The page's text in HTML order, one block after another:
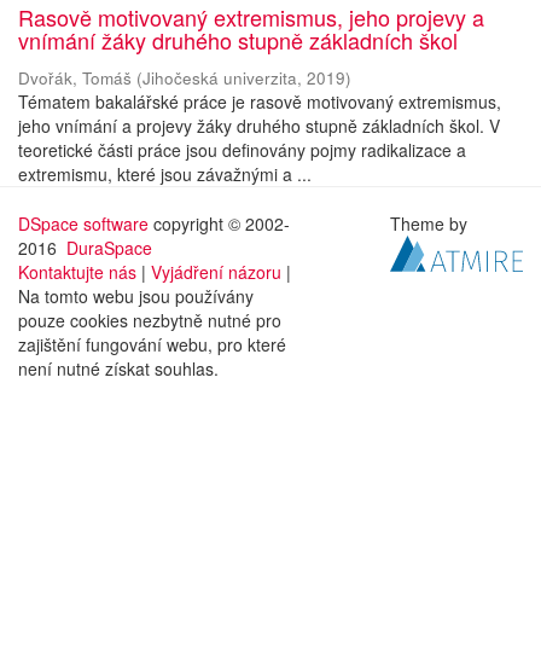
Rasově motivovaný extremismus, jeho projevy a
vnímání žáky druhého stupně základních škol
Dvořák, Tomáš (Jihočeská univerzita, 2019)
Tématem bakalářské práce je rasově motivovaný extremismus,
jeho vnímání a projevy žáky druhého stupně základních škol. V
teoretické části práce jsou definovány pojmy radikalizace a
extremismu, které jsou závažnými a ...
DSpace software copyright © 2002-
2016 DuraSpace
Kontaktujte nás | Vyjádření názoru |
Na tomto webu jsou používány
pouze cookies nezbytně nutné pro
zajištění fungování webu, pro které
není nutné získat souhlas.
Theme by